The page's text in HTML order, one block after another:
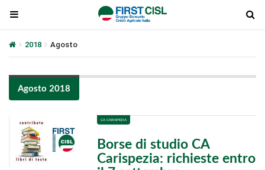
2018 Agosto
Agosto 2018
CA CARISPEZIA
Borse di studio CA
Carispezia: richieste entro